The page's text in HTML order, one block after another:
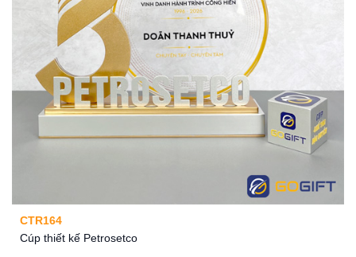
CTR164
Cúp thiết kế Petrosetco